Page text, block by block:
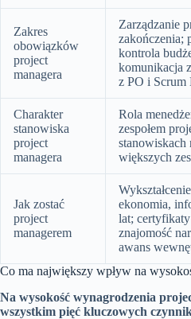
Zakres
obowiązków
project
managera
Zarządzanie
zakończenia;
kontrola
komunikacja
z PO i Scrum
Charakter
stanowiska
project
managera
Rola
zespołem
większych
Jak zostać
project
managerem
ekonomia,
lat;
znajomość
awans
Co ma największy wpływ na
Na wysokość wynagrodzenia
wszystkim pięć kluczowych